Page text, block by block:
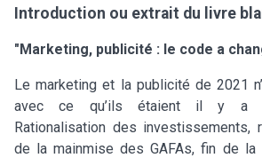
Introduction ou extrait du livre
"Marketing, publicité : le code a
Le marketing et la publicité de 2021
avec ce qu’ils étaient il y a
Rationalisation des investissements,
de la mainmise des GAFAs, fin de la